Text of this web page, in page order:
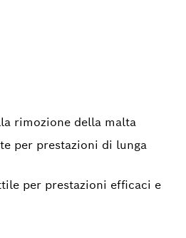
rimozione della malta
per prestazioni di lunga
per prestazioni efficaci e